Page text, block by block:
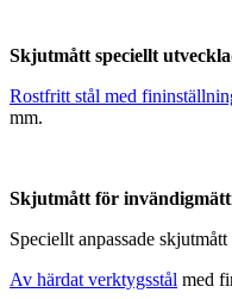
Skjutmått speciellt
Rostfritt stål med
mm.
Skjutmått för
Speciellt anpassade
Av härdat verktygsstål med